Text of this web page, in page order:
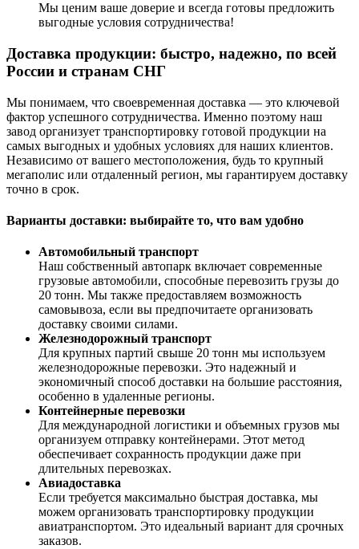
Мы ценим ваше доверие и всегда готовы предложить
выгодные условия сотрудничества!
Доставка продукции: быстро, надежно, по всей
России и странам СНГ
Мы понимаем, что своевременная доставка — это ключевой
фактор успешного сотрудничества. Именно поэтому наш
завод организует транспортировку готовой продукции на
самых выгодных и удобных условиях для наших клиентов.
Независимо от вашего местоположения, будь то крупный
мегаполис или отдаленный регион, мы гарантируем доставку
точно в срок.
Варианты доставки: выбирайте то, что вам удобно
Автомобильный транспорт
Наш собственный автопарк включает современные
грузовые автомобили, способные перевозить грузы до
20 тонн. Мы также предоставляем возможность
самовывоза, если вы предпочитаете организовать
доставку своими силами.
Железнодорожный транспорт
Для крупных партий свыше 20 тонн мы используем
железнодорожные перевозки. Это надежный и
экономичный способ доставки на большие расстояния,
особенно в удаленные регионы.
Контейнерные перевозки
Для международной логистики и объемных грузов мы
организуем отправку контейнерами. Этот метод
обеспечивает сохранность продукции даже при
длительных перевозках.
Авиадоставка
Если требуется максимально быстрая доставка, мы
можем организовать транспортировку продукции
авиатранспортом. Это идеальный вариант для срочных
заказов.